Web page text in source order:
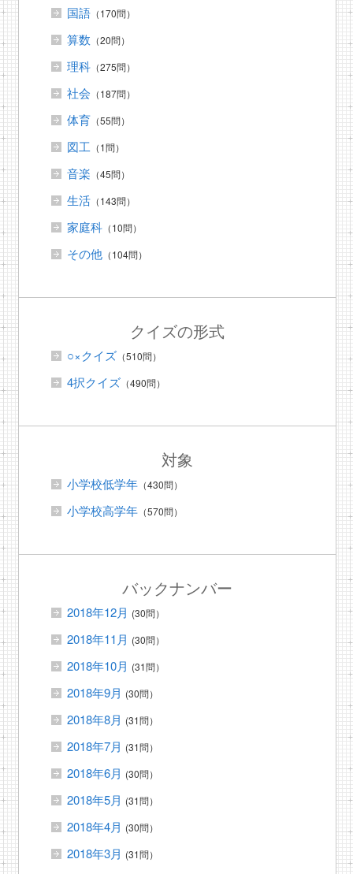
国語（170問）
算数 （20問）
理科（275問）
社会 （187問）
体育（55問）
図工 （1問）
音楽 （45問）
生活（143問）
家庭科（10問）
その他（104問）
クイズの形式
○×クイズ（510問）
4択クイズ（490問）
対象
小学校低学年（430問）
小学校高学年（570問）
バックナンバー
2018年12月 (30問）
2018年11月 (30問）
2018年10月 (31問）
2018年9月 (30問）
2018年8月 (31問）
2018年7月 (31問）
2018年6月 (30問）
2018年5月 (31問）
2018年4月 (30問）
2018年3月 (31問）